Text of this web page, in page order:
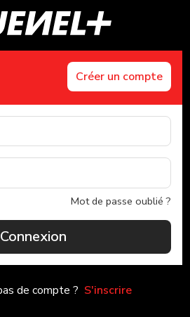
Créer un compte
Mot de passe oublié ?
Connexion
de compte ? S'inscrire